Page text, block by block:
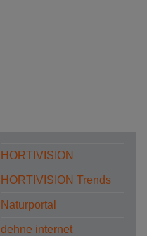
HORTIVISION
HORTIVISION Trends
Naturportal
dehne internet